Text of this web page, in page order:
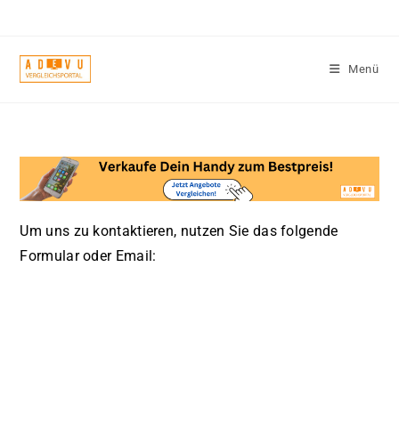
springen
Menü
Um uns zu kontaktieren, nutzen Sie das folgende
Formular oder Email: